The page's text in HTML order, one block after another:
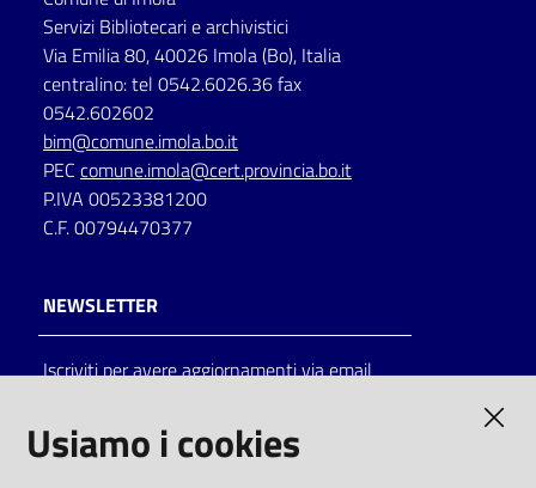
Seguici
su
Catalogo
Eventi
Servizi Bibliotecari e archivistici
Via Emilia 80, 40026 Imola (Bo), Italia
centralino: tel 0542.6026.36 fax
0542.602602
bim@comune.imola.bo.it
PEC comune.imola@cert.provincia.bo.it
P.IVA 00523381200
C.F. 00794470377
NEWSLETTER
Iscriviti per avere aggiornamenti via email
Usiamo i cookies